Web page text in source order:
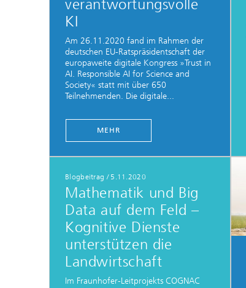
verantwortungsvolle
KI
Am 26.11.2020 fand im Rahmen der
deutschen EU-Ratspräsidentschaft der
europaweite digitale Kongress »Trust in
AI. Responsible AI for Science and
Society« statt mit über 650
Teilnehmenden. Die digitale...
MEHR
Blogbeitrag / 5.11.2020
Mathematik und Big
Data auf dem Feld –
Kognitive Dienste
unterstützen die
Landwirtschaft
Im Fraunhofer-Leitprojekts COGNAC